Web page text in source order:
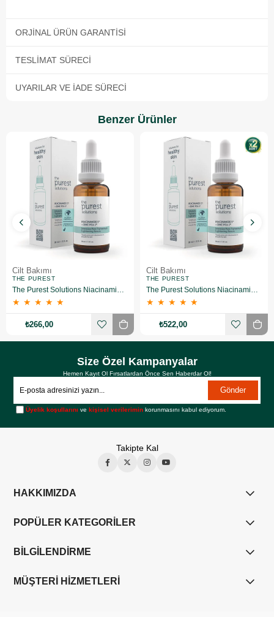
ORJINAL ÜRÜN GARANTISI
TESLIMAT SÜRECI
UYARILAR VE İADE SÜRECI
Benzer Ürünler
Cilt Bakımı
THE PUREST
★ ★ ★ ★ ★
₺266,00
Cilt Bakımı
THE PUREST
★ ★ ★ ★ ★
₺522,00
Size Özel Kampanyalar
Hemen Kayıt Ol Fırsatlardan Önce Sen Haberdar Ol!
Gönder
Üyelik koşullarını vekişisel verilerimin korunmasını kabul ediyorum.
Takipte Kal
HAKKIMIZDA
POPÜLER KATEGORİLER
BİLGİLENDİRME
MÜŞTERİ HİZMETLERİ